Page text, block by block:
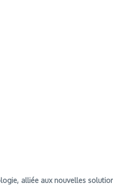
alliée aux nouvelles